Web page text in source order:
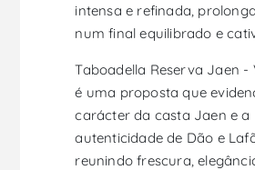
intensa e refinada,
num final equilibrado e
Taboadella Reserva Jaen -
é uma proposta que
carácter da casta Jaen e a
autenticidade de Dão e
reunindo frescura,